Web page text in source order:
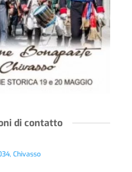
di contatto
Chivasso